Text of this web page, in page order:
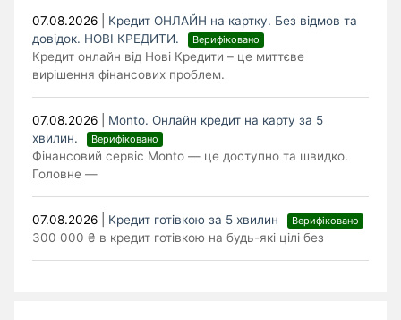
07.08.2026
Кредит ОНЛАЙН на картку. Без відмов та
довідок. НОВІ КРЕДИТИ.
Верифіковано
Кредит онлайн від Нові Кредити – це миттєве
вирішення фінансових проблем.
07.08.2026
Monto. Онлайн кредит на карту за 5
хвилин.
Верифіковано
Фінансовий сервіс Monto — це доступно та швидко.
Головне —
07.08.2026 Кредит готівкою за 5 хвилин Верифіковано
300 000 ₴ в кредит готівкою на будь-які цілі без